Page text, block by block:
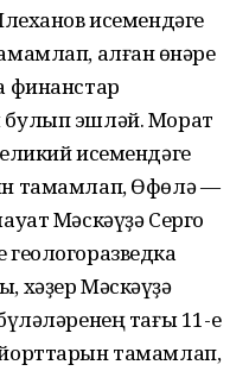
исемендәге
алған һөнәре
финанстар
эшләй. Морат
исемендәге
тамамлап, Өфөлә —
Мәскәүҙә Серго
хәҙер Мәскәүҙә
тағы 11-е
тамамлап,